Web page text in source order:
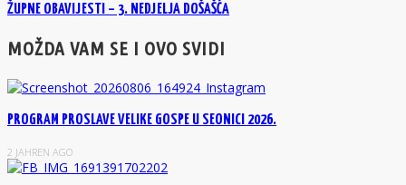
ŽUPNE OBAVIJESTI – 3. NEDJELJA DOŠAŠĆA
MOŽDA VAM SE I OVO SVIDI
PROGRAM PROSLAVE VELIKE GOSPE U SEONICI 2026.
2 JAHREN AGO